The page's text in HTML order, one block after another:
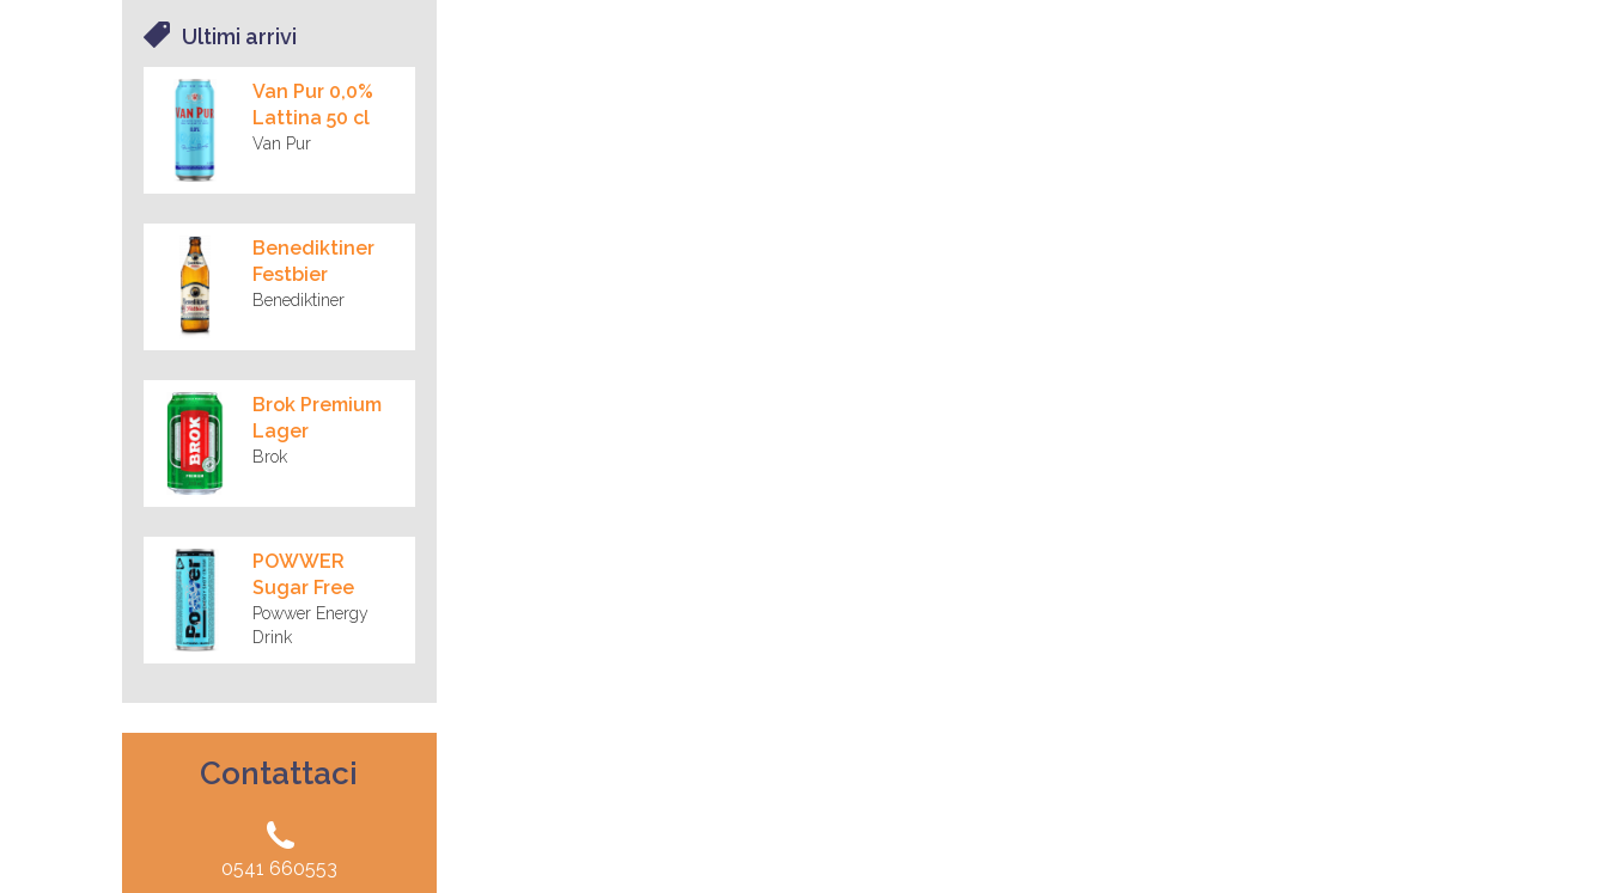
Ultimi arrivi
Van Pur 0,0%
Lattina 50 cl
Van Pur
Benediktiner
Festbier
Benediktiner
Brok Premium
Lager
Brok
POWWER
Sugar Free
Powwer Energy
Drink
Contattaci
0541 660553